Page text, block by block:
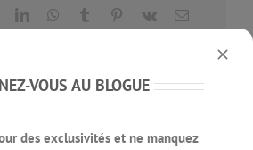
LinkedInWhatsApp
Tumblr Pinterest
Vk Email
VOUS AU BLOGUE
des exclusivités et ne manquez